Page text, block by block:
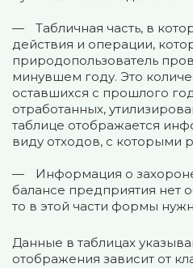
Табличная часть, в
действия и операции,
природопользователь
минувшем году. Это
оставшихся с прошлого
отработанных,
таблице отображается
виду отходов, с которыми
Информация о
балансе предприятия нет
то в этой части формы
Данные в таблицах
отображения зависит от